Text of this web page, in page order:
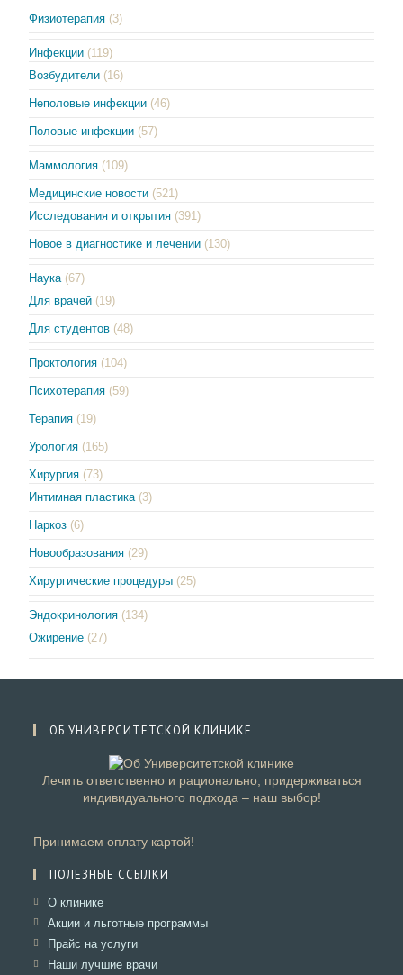
Физиотерапия (3)
Инфекции (119)
Возбудители (16)
Неполовые инфекции (46)
Половые инфекции (57)
Маммология (109)
Медицинские новости (521)
Исследования и открытия (391)
Новое в диагностике и лечении (130)
Наука (67)
Для врачей (19)
Для студентов (48)
Проктология (104)
Психотерапия (59)
Терапия (19)
Урология (165)
Хирургия (73)
Интимная пластика (3)
Наркоз (6)
Новообразования (29)
Хирургические процедуры (25)
Эндокринология (134)
Ожирение (27)
ОБ УНИВЕРСИТЕТСКОЙ КЛИНИКЕ
Лечить ответственно и рационально, придерживаться
индивидуального подхода – наш выбор!
Принимаем оплату картой!
ПОЛЕЗНЫЕ ССЫЛКИ
О клиникеОткроется
в
вкладке
Акции и льготные программыОткроется
Прайс на услугиОткроется
в
Наши лучшие врачиОткроется